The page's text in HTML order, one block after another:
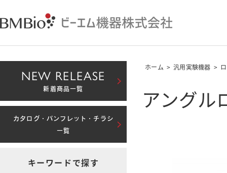
ホーム > 汎用実験機器 >
アングル
NEW RELEASE
新着商品一覧
カタログ・パンフレット・チラシ
一覧
キーワードで探す